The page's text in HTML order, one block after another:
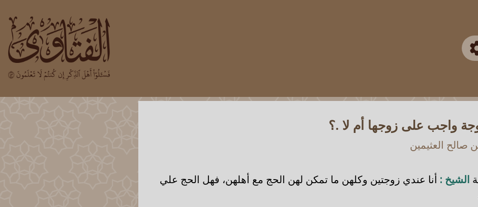
واجب على زوجها أم لا .؟
صالح العثيمين
الشيخ : أنا عندي زوجتين وكلهن ما تمكن لهن الحج مع أهلهن، فهل الحج علي